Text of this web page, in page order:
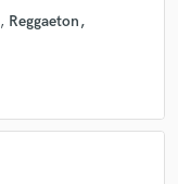
Reggaeton